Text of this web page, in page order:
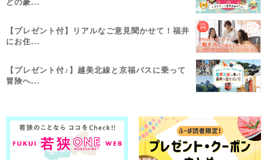
どの豪...
【プレゼント付】リアルなご意見聞かせて！福井
にお住...
【プレゼント付♪】越美北線と京福バスに乗って
冒険へ...